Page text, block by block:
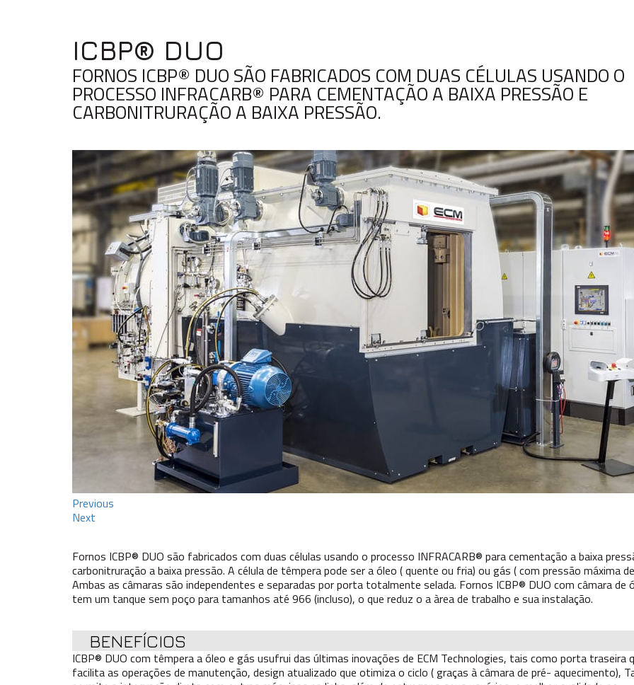
ICBP® DUO
FORNOS ICBP® DUO SÃO FABRICADOS COM DUAS CÉLULAS USANDO O
PROCESSO INFRACARB® PARA CEMENTAÇÃO A BAIXA PRESSÃO E
CARBONITRURAÇÃO A BAIXA PRESSÃO.
Previous
Next
Fornos ICBP® DUO são fabricados com duas células usando o processo INFRACARB® para cementação a baixa
carbonitruração a baixa pressão. A célula de têmpera pode ser a óleo ( quente ou fria) ou gás ( com pressão máxima
Ambas as câmaras são independentes e separadas por porta totalmente selada. Fornos ICBP® DUO com câmara de
tem um tanque sem poço para tamanhos até 966 (incluso), o que reduz o a àrea de trabalho e sua instalação.
BENEFÍCIOS
ICBP® DUO com têmpera a óleo e gás usufrui das últimas inovações de ECM Technologies, tais como porta traseira
facilita as operações de manutenção, design atualizado que otimiza o ciclo ( graças à câmara de pré- aquecimento),